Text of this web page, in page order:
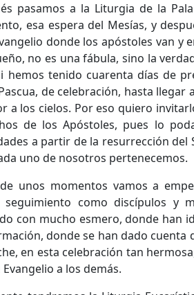
pasamos a la Liturgia de la
esa espera del Mesías, y
donde los apóstoles van y
no es una fábula, sino la
hemos tenido cuarenta días de
de celebración, hasta
a los cielos. Por eso quiero
de los Apóstoles, pues lo
a partir de la resurrección del
uno de nosotros pertenecemos.
unos momentos vamos a
seguimiento como discípulos y
con mucho esmero, donde han
donde se han dado
en esta celebración tan
a los demás.